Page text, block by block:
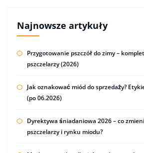
Najnowsze artykuły
Przygotowanie pszczół do zimy –
pszczelarzy (2026)
Jak oznakować miód do sprzedaży?
(po 06.2026)
Dyrektywa śniadaniowa 2026 – co
pszczelarzy i rynku miodu?